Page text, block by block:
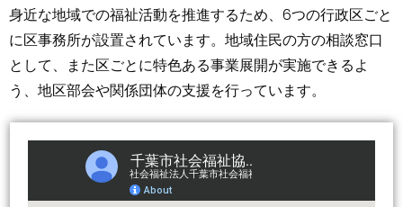
身近な地域での福祉活動を推進するため、6つの行政区ごと
に区事務所が設置されています。地域住民の方の相談窓口
として、また区ごとに特色ある事業展開が実施できるよ
う、地区部会や関係団体の支援を行っています。